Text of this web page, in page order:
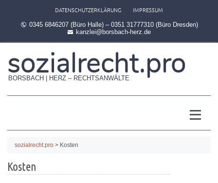
DATENSCHUTZERKLÄRUNG IMPRESSUM
0345 6846207 (Büro Halle) – 0351 31777310 (Büro Dresden)
kanzlei@borsbach-herz.de
sozialrecht.pro
BORSBACH | HERZ – RECHTSANWÄLTE
sozialrecht.pro > Kosten
Kosten